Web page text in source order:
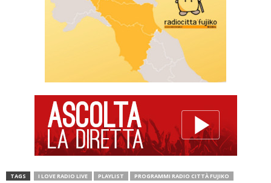
TAGS I LOVE RADIO LIVE PLAYLIST PROGRAMMI RADIO CITTÀ FUJIKO